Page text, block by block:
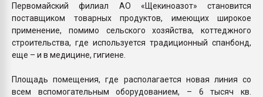
Первомайский филиал АО «Щекиноазот» становится
поставщиком товарных продуктов, имеющих широкое
применение, помимо сельского хозяйства, коттеджного
строительства, где используется традиционный спанбонд,
еще – и в медицине, гигиене.
Площадь помещения, где располагается новая линия со
всем вспомогательным оборудованием, – 6 тысяч кв.